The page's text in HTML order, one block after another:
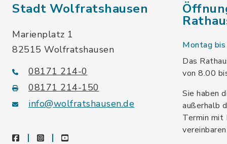
Stadt Wolfratshausen
Marienplatz 1
82515 Wolfratshausen
08171 214-0
08171 214-150
info@wolfratshausen.de
facebookinstagramyoutube
Montag
Das
von 8.00
Sie haben
außerhalb
Termin mit